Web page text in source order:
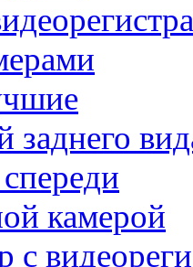
заднего
камерой
с